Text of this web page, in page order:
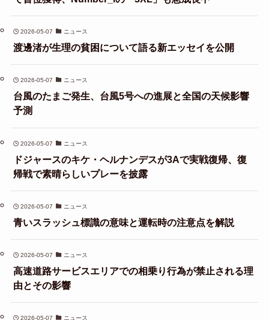
2026-05-07 ニュース
渡邊渚が生理の貧困について語る新エッセイを公開
2026-05-07 ニュース
台風のたまご発生、台風5号への進展と全国の天候影響
予測
2026-05-07 ニュース
ドジャースのキケ・ヘルナンデスが3Aで実戦復帰、復
帰戦で素晴らしいプレーを披露
2026-05-07 ニュース
青いスラッシュ標識の意味と運転時の注意点を解説
2026-05-07 ニュース
高速道路サービスエリアでの相乗り行為が禁止される理
由とその影響
2026-05-07 ニュース